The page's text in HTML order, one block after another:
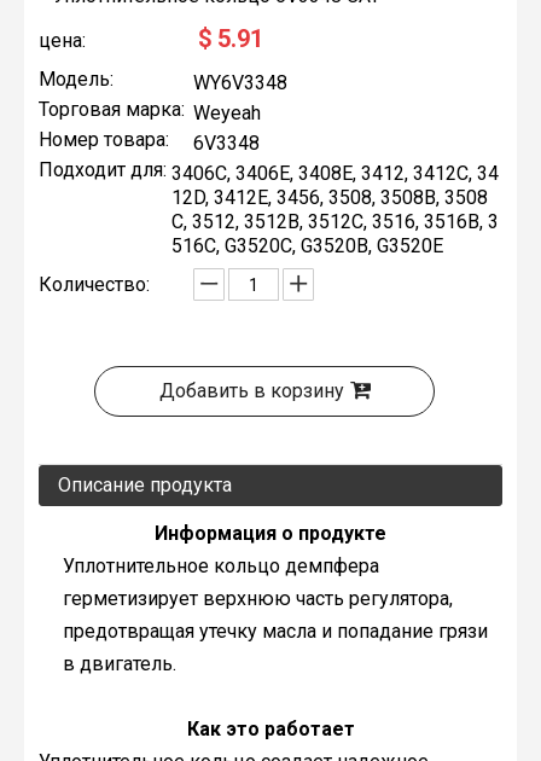
цена:
$ 5.91
Модель:
WY6V3348
Торговая марка: Weyeah
Номер товара:
6V3348
Подходит для: 3406C, 3406E, 3408E, 3412, 3412C, 34
12D, 3412E, 3456, 3508, 3508B, 3508
C, 3512, 3512B, 3512C, 3516, 3516B, 3
516C, G3520C, G3520B, G3520E
Количество:
Добавить в корзину
Описание продукта
Информация о продукте
Уплотнительное кольцо демпфера
герметизирует верхнюю часть регулятора,
предотвращая утечку масла и попадание грязи
в двигатель.
Как это работает